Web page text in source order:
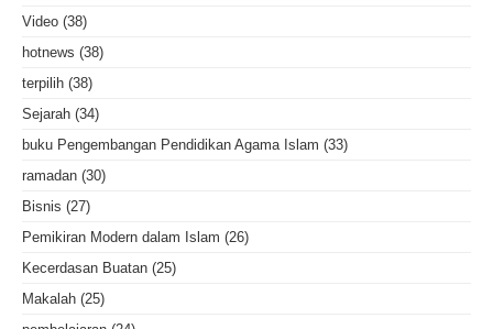
Video (38)
hotnews (38)
terpilih (38)
Sejarah (34)
buku Pengembangan Pendidikan Agama Islam (33)
ramadan (30)
Bisnis (27)
Pemikiran Modern dalam Islam (26)
Kecerdasan Buatan (25)
Makalah (25)